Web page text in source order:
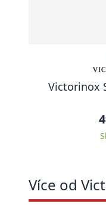
Victorinox
Více od